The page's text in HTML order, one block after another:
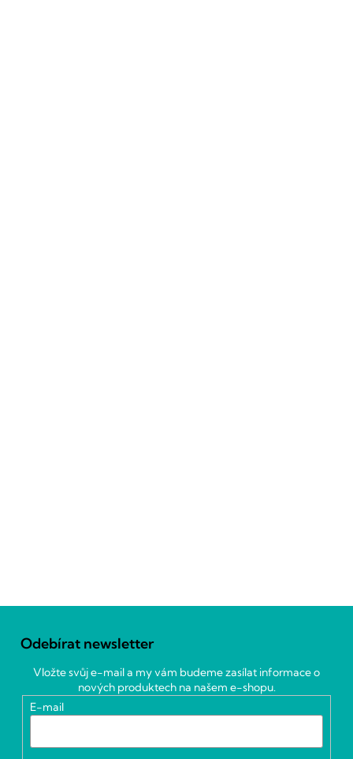
Odebírat newsletter
Vložte svůj e-mail a my vám budeme zasílat informace o
nových produktech na našem e-shopu.
E-mail